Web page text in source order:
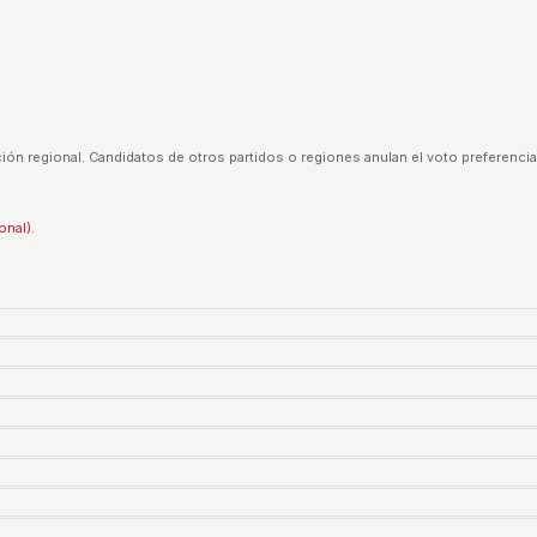
regional. Candidatos de otros partidos o regiones anulan el voto